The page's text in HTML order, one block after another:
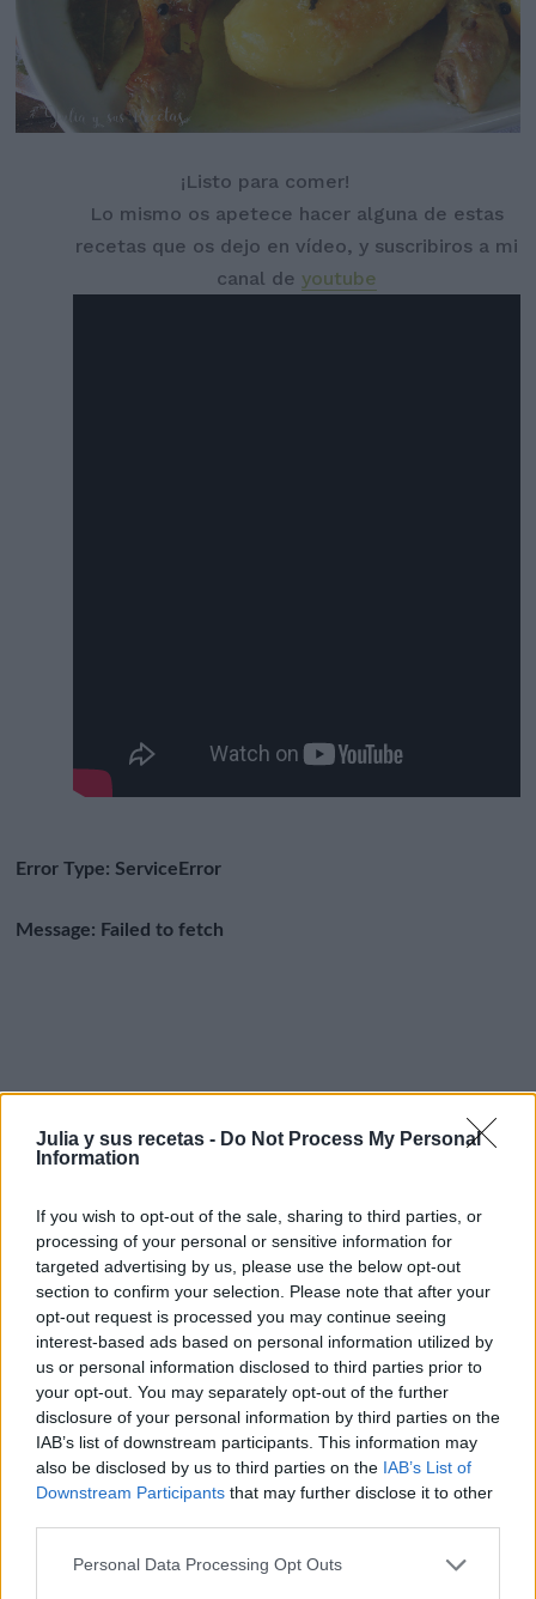
Julia y sus recetas - Do Not Process My Personal
Information
If you wish to opt-out of the sale, sharing to third parties, or
processing of your personal or sensitive information for
targeted advertising by us, please use the below opt-out
section to confirm your selection. Please note that after your
opt-out request is processed you may continue seeing
interest-based ads based on personal information utilized by
us or personal information disclosed to third parties prior to
your opt-out. You may separately opt-out of the further
disclosure of your personal information by third parties on the
IAB’s list of downstream participants. This information may
also be disclosed by us to third parties on the IAB’s List of
Downstream Participants that may further disclose it to other
Personal Data Processing Opt Outs
¡Listo para comer!
Lo mismo os apetece hacer alguna de estas
recetas que os dejo en vídeo, y suscribiros a mi
canal de youtube
¿Te ha gustado la receta?
Twitter
Pinea esta receta
Imprime esta receta
Receta guardada en : carnes
Entrada más reciente Entrada antigua